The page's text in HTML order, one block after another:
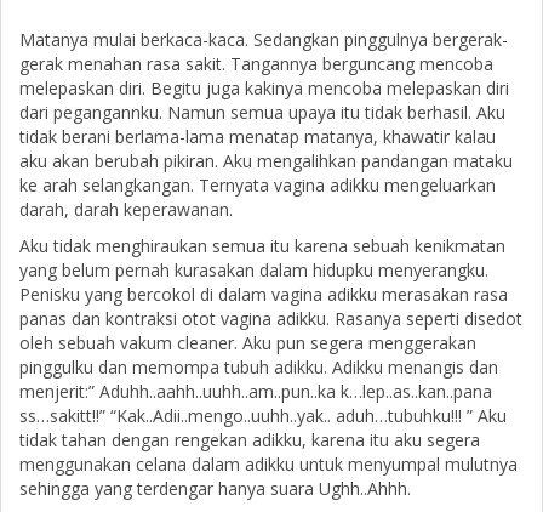
Matanya mulai berkaca-kaca. Sedangkan pinggulnya bergerak-
gerak menahan rasa sakit. Tangannya berguncang mencoba
melepaskan diri. Begitu juga kakinya mencoba melepaskan diri
dari pegangannku. Namun semua upaya itu tidak berhasil. Aku
tidak berani berlama-lama menatap matanya, khawatir kalau
aku akan berubah pikiran. Aku mengalihkan pandangan mataku
ke arah selangkangan. Ternyata vagina adikku mengeluarkan
darah, darah keperawanan.
Aku tidak menghiraukan semua itu karena sebuah kenikmatan
yang belum pernah kurasakan dalam hidupku menyerangku.
Penisku yang bercokol di dalam vagina adikku merasakan rasa
panas dan kontraksi otot vagina adikku. Rasanya seperti disedot
oleh sebuah vakum cleaner. Aku pun segera menggerakan
pinggulku dan memompa tubuh adikku. Adikku menangis dan
menjerit:” Aduhh..aahh..uuhh..am..pun..ka k…lep..as..kan..pana
ss…sakitt!!” “Kak..Adii..mengo..uuhh..yak.. aduh…tubuhku!!! ” Aku
tidak tahan dengan rengekan adikku, karena itu aku segera
menggunakan celana dalam adikku untuk menyumpal mulutnya
sehingga yang terdengar hanya suara Ughh..Ahhh.